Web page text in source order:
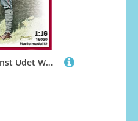
MiniArt 16030 - Ernst Udet WW1 Flying Ace, Molded Color